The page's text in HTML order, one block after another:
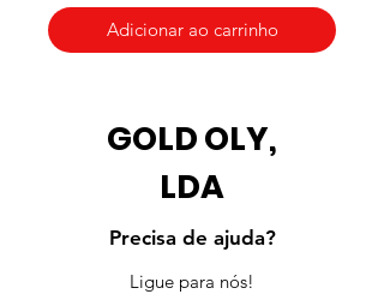
Adicionar ao carrinho
GOLD OLY,
LDA
Precisa de ajuda?
Ligue para nós!